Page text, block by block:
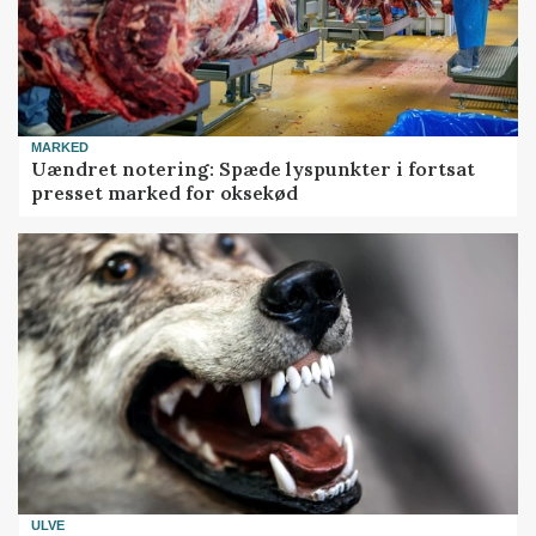
MARKED
Uændret notering: Spæde lyspunkter i fortsat
presset marked for oksekød
ULVE